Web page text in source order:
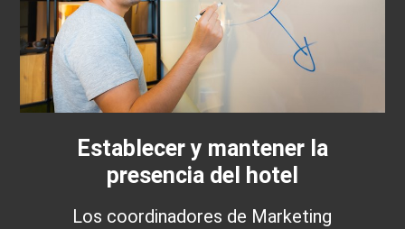
Establecer y mantener la
presencia del hotel
Los coordinadores de Marketing